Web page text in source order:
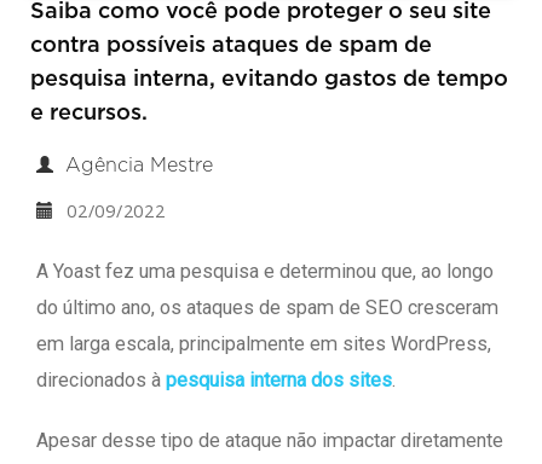
Saiba como você pode proteger o seu site
contra possíveis ataques de spam de
pesquisa interna, evitando gastos de tempo
e recursos.
Agência Mestre
02/09/2022
A Yoast fez uma pesquisa e determinou que, ao longo
do último ano, os ataques de spam de SEO cresceram
em larga escala, principalmente em sites WordPress,
direcionados à pesquisa interna dos sites.
Apesar desse tipo de ataque não impactar diretamente